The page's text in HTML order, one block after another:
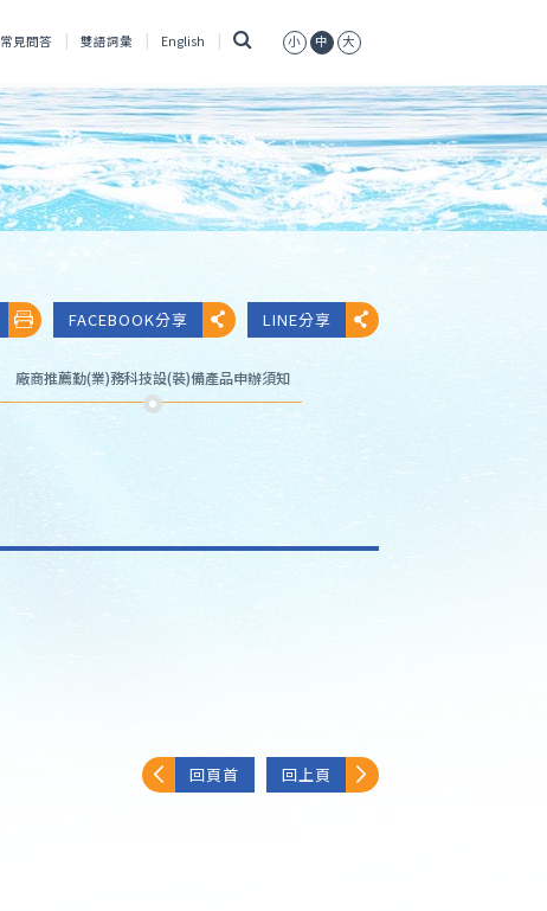
常見問答 雙語詞彙 English 小 中 大
FACEBOOK分享 LINE分享
廠商推薦勤(業)務科技設(裝)備產品申辦須知
回頁首 回上頁